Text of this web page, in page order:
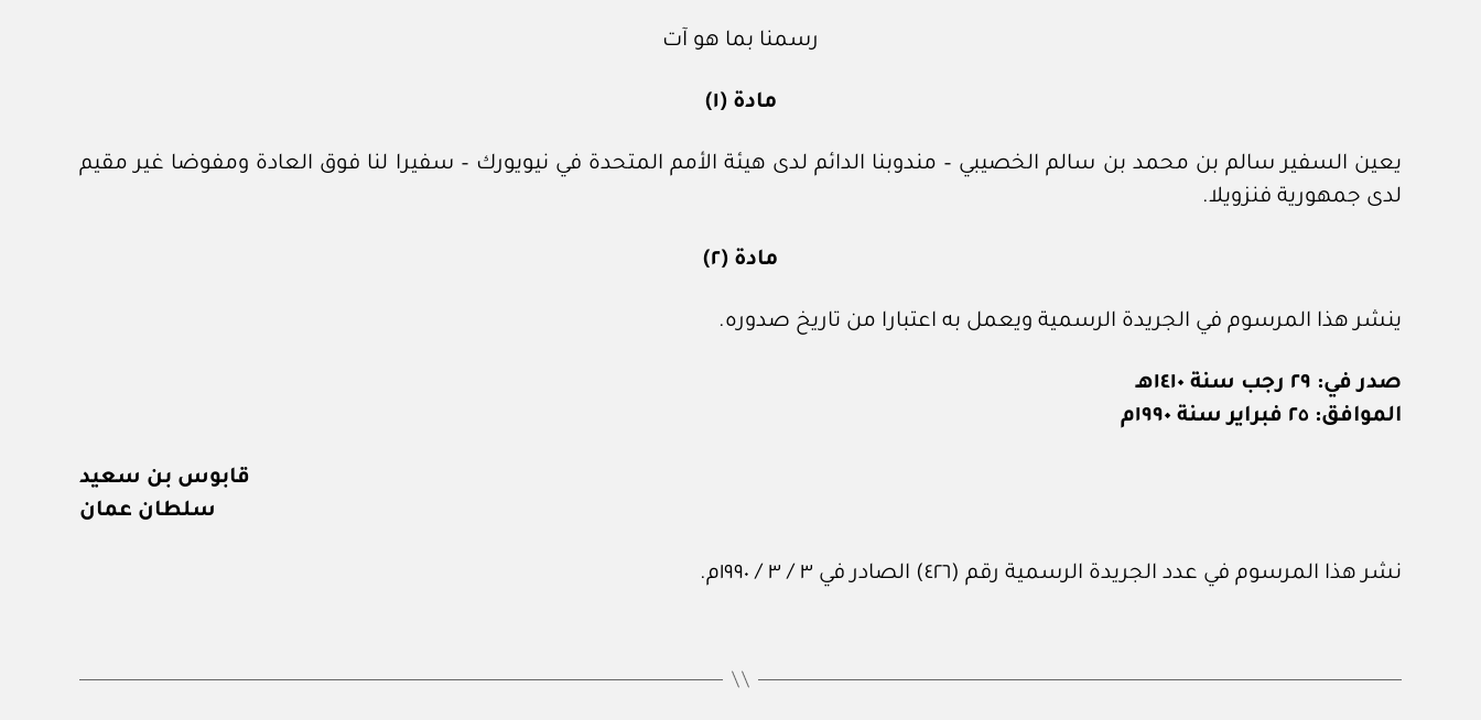
رسمنا بما هو آت
مادة (١)
يعين السفير سالم بن محمد بن سالم الخصيبي – مندوبنا الدائم لدى هيئة الأمم المتحدة في نيويورك – سفيرا لنا فوق العادة ومفوضا غير مقيم
لدى جمهورية فنزويلا.
مادة (٢)
ينشر هذا المرسوم في الجريدة الرسمية ويعمل به اعتبارا من تاريخ صدوره.
صدر في: ٢٩ رجب سنة ١٤١٠هـ
الموافق: ٢٥ فبراير سنة ١٩٩٠م
قابوس بن سعيد
سلطان عمان
نشر هذا المرسوم في عدد الجريدة الرسمية رقم (٤٢٦) الصادر في ٣ / ٣ / ١٩٩٠م.